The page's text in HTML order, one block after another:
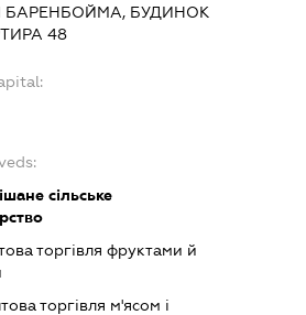
БАРЕНБОЙМА, БУДИНОК
48
сільське
торгівля фруктами й
торгівля м'ясом і